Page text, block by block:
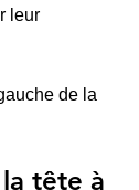
leur
de la
tête à